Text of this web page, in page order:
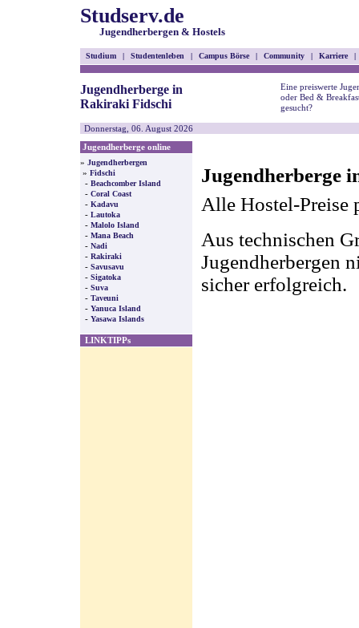
Studserv.de
Jugendherbergen & Hostels
Studium | Studentenleben | Campus Börse | Community | Karriere |
Jugendherberge in
Rakiraki Fidschi
Eine preiswerte
oder Bed &
gesucht?
Donnerstag, 06. August 2026
Jugendherberge online
» Jugendherbergen
» Fidschi
- Beachcomber Island
- Coral Coast
- Kadavu
- Lautoka
- Malolo Island
- Mana Beach
- Nadi
- Rakiraki
- Savusavu
- Sigatoka
- Suva
- Taveuni
- Yanuca Island
- Yasawa Islands
LINKTIPPs
Jugendherberge
Alle Hostel-Preise
Aus technischen
Jugendherbergen
sicher erfolgreich.